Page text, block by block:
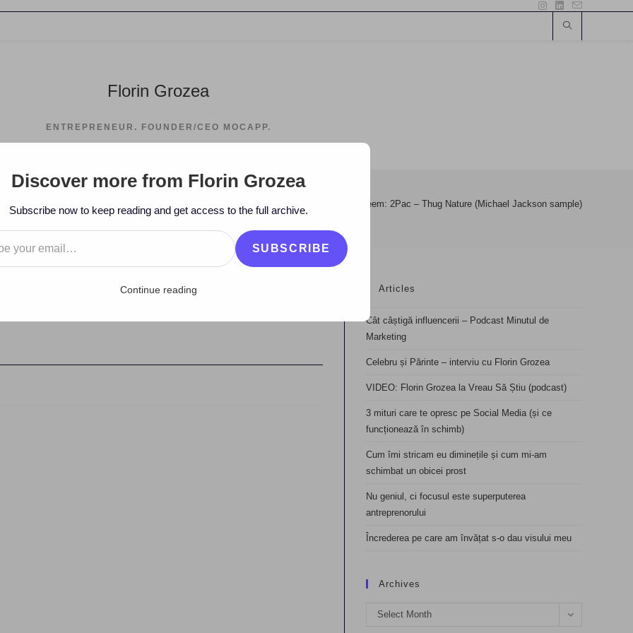
Florin Grozea
ENTREPRENEUR. FOUNDER/CEO MOCAPP.
2009 > July > 15 Imeem: 2Pac – Thug Nature (Michael Jackson sample)
(Michael Jackson
Articles
Cât câștigă influencerii – Podcast Minutul de
Marketing
Celebru și Părinte – interviu cu Florin Grozea
VIDEO: Florin Grozea la Vreau Să Știu (podcast)
3 mituri care te opresc pe Social Media (și ce
funcționează în schimb)
Cum îmi stricam eu diminețile și cum mi-am
schimbat un obicei prost
Nu geniul, ci focusul este superputerea
antreprenorului
Încrederea pe care am învățat s-o dau visului meu
Archives
Archives
Select Month
Discover more from Florin Grozea
Subscribe now to keep reading and get access to the full archive.
SUBSCRIBE
Continue reading